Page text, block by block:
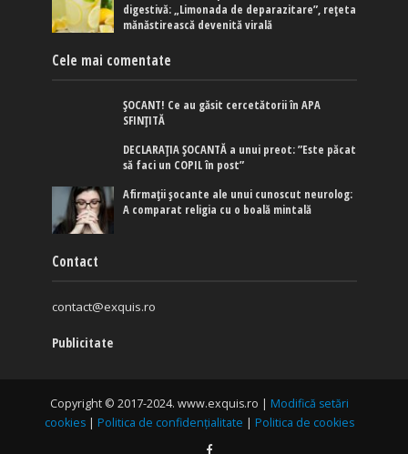
digestivă: „Limonada de deparazitare”, rețeta
mănăstirească devenită virală
Cele mai comentate
ȘOCANT! Ce au găsit cercetătorii în APA
SFINȚITĂ
DECLARAȚIA ȘOCANTĂ a unui preot: ”Este păcat
să faci un COPIL în post”
Afirmaţii şocante ale unui cunoscut neurolog:
A comparat religia cu o boală mintală
Contact
contact@exquis.ro
Publicitate
Copyright © 2017-2024. www.exquis.ro | Modifică setări
cookies | Politica de confidențialitate | Politica de cookies